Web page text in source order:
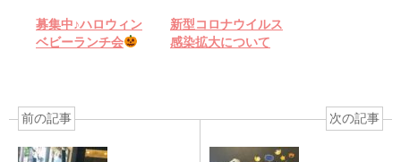
募集中♪ハロウィン
ベビーランチ会
新型コロナウイルス
感染拡大について
前の記事 次の記事